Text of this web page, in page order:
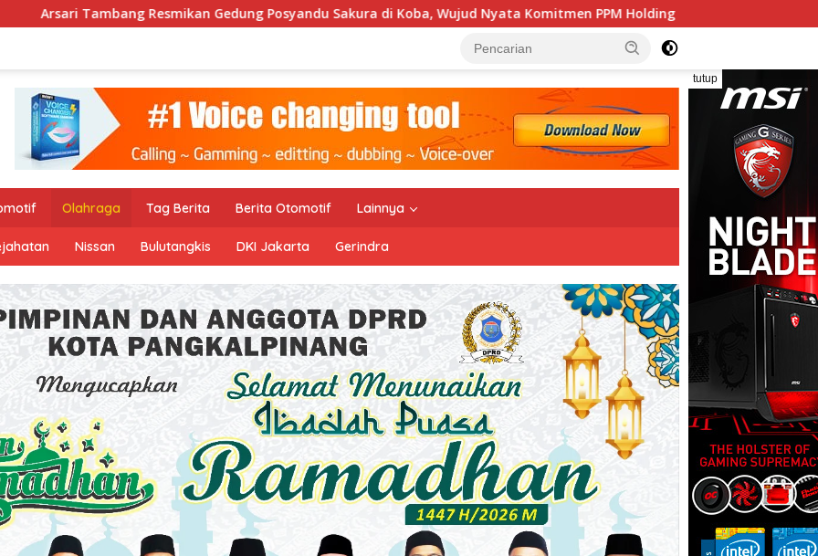
Gedung Posyandu Sakura di Koba, Wujud Nyata Komitmen PPM Holding MSP, MSK, dan MSB untuk Masyarakat Bateng
tutup
Olahraga Tag Berita Berita Otomotif Lainnya
Nissan Bulutangkis DKI Jakarta Gerindra